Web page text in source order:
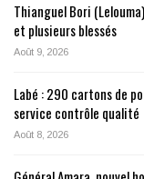
Thianguel Bori
et plusieurs blessés
Août 9, 2026
Labé : 290 cartons de
service contrôle qualité
Août 8, 2026